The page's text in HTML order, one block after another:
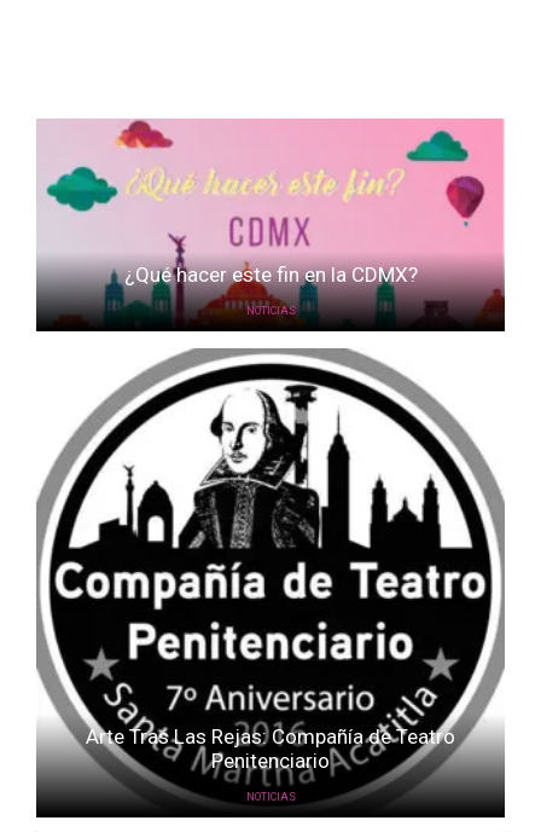
¿Qué hacer este fin en la CDMX?
NOTICIAS
Arte Tras Las Rejas: Compañía de Teatro
Penitenciario
NOTICIAS